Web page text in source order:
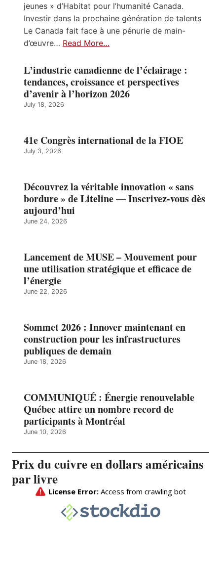
jeunes » d’Habitat pour l’humanité Canada.
Investir dans la prochaine génération de talents
Le Canada fait face à une pénurie de main-
d’œuvre… Read More…
L’industrie canadienne de l’éclairage :
tendances, croissance et perspectives
d’avenir à l’horizon 2026
July 18, 2026
41e Congrès international de la FIOE
July 3, 2026
Découvrez la véritable innovation « sans
bordure » de Liteline — Inscrivez-vous dès
aujourd’hui
June 24, 2026
Lancement de MUSE – Mouvement pour
une utilisation stratégique et efficace de
l’énergie
June 22, 2026
Sommet 2026 : Innover maintenant en
construction pour les infrastructures
publiques de demain
June 18, 2026
COMMUNIQUÉ : Énergie renouvelable
Québec attire un nombre record de
participants à Montréal
June 10, 2026
Prix du cuivre en dollars américains
par livre